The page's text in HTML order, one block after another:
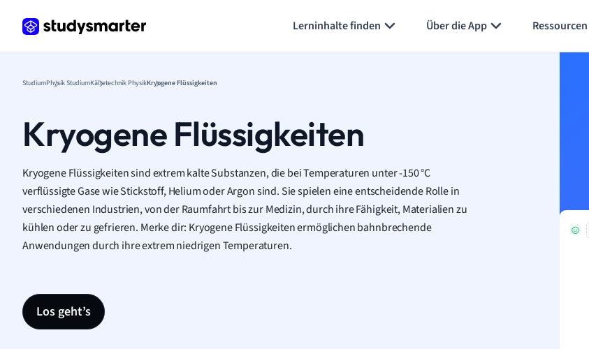
Lerninhalte finden Über die App Ressourcen
StudiumPhysik StudiumKältetechnik PhysikKryogene Flüssigkeiten
Kryogene Flüssigkeiten
Kryogene Flüssigkeiten sind extrem kalte Substanzen, die bei Temperaturen unter -150 °C
verflüssigte Gase wie Stickstoff, Helium oder Argon sind. Sie spielen eine entscheidende Rolle in
verschiedenen Industrien, von der Raumfahrt bis zur Medizin, durch ihre Fähigkeit, Materialien zu
kühlen oder zu gefrieren. Merke dir: Kryogene Flüssigkeiten ermöglichen bahnbrechende
Anwendungen durch ihre extrem niedrigen Temperaturen.
Los geht’s